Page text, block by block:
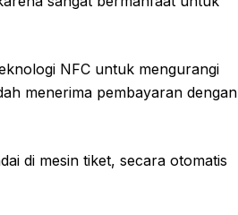
NFC untuk mengurangi
menerima pembayaran dengan
di mesin tiket, secara otomatis